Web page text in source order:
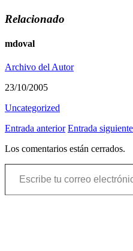
Relacionado
mdoval
Archivo del Autor
23/10/2005
Uncategorized
Entrada anterior Entrada siguiente
Los comentarios están cerrados.
Escribe tu correo electrónico…